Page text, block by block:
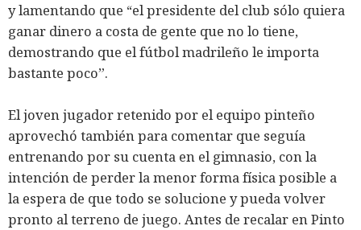
y lamentando que “el presidente del club sólo quiera
ganar dinero a costa de gente que no lo tiene,
demostrando que el fútbol madrileño le importa
bastante poco”.
El joven jugador retenido por el equipo pinteño
aprovechó también para comentar que seguía
entrenando por su cuenta en el gimnasio, con la
intención de perder la menor forma física posible a
la espera de que todo se solucione y pueda volver
pronto al terreno de juego. Antes de recalar en Pinto